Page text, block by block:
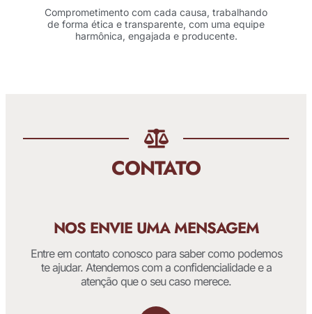
Comprometimento com cada causa, trabalhando
de forma ética e transparente, com uma equipe
harmônica, engajada e producente.
CONTATO
NOS ENVIE UMA MENSAGEM
Entre em contato conosco para saber como podemos
te ajudar. Atendemos com a confidencialidade e a
atenção que o seu caso merece.